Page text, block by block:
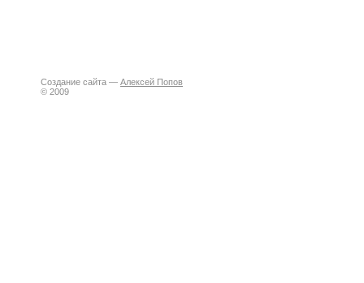
Создание сайта — Алексей Попов
© 2009